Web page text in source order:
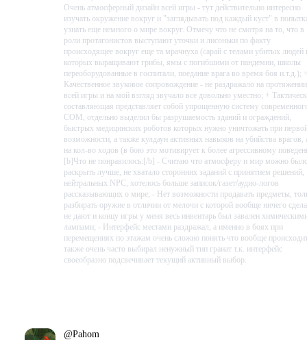
Очень атмосферный дизайн всей игры - тут действительно интересно
изучать окружение вокруг и "заглядывать под каждый куст" в
узнать еще немного о мире вокруг. Отмечу что не смотря на то, что в
роли протагонистов выступают уточки и лисоньки по факту
происходящее вокруг еще та мрачнуха (сарай с телами убитых людей
которых выращивают грибы, ямы с погибшими от пандемии, школы
переоборудованные в госпитали, поедание врага во время боя и.т.д.);
Качественное звуковое сопровождение - не раздражало на протяжении
всей игры и на мой взгляд звучало все довольно уместно; +
составляющая представляет собой упрощенную систему
COM, отдельно выделил бы разрушаемость зданий и ограждений,
быстрых медицинских роботов которых нужно уничтожать при
возможности, а также кулдаун активных навыков на убийства врагов,
на кол-во ходов (в бою это мотивирует к более агрессивному
[b]Что не понравилось:[/b] - Считаю что атмосферу и мир можно
раскрыть лучше, не хватало сторонних заданий с принятием решений,
нейтральных NPC, хотелось больше записок/газет/аудио-логов
рассказывающих о мире; - Нет возможности продавать предметы,
разбирать оружие в отличии от мелочи с которой вообще ничего
не дают и концу игры у меня весь инвентарь был завален
лампами; - Интерфейс местами раздражал, а именно в боях при
перемещениях по этажам очень сложно понять что вообще
также очень часто выбирал ненужный тип гранат т.к. интерфейс
своеобразно подсвечивает текущий активный выбор.
@Pahom